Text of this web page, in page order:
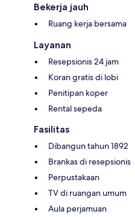
Bekerja jauh
Ruang kerja bersama
Layanan
Resepsionis 24 jam
Koran gratis di lobi
Penitipan koper
Rental sepeda
Fasilitas
Dibangun tahun 1892
Brankas di resepsionis
Perpustakaan
TV di ruangan umum
Aula perjamuan